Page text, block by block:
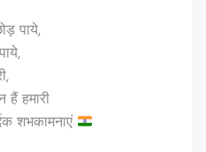
पाये,
हैं हमारी
शभकामनाएं